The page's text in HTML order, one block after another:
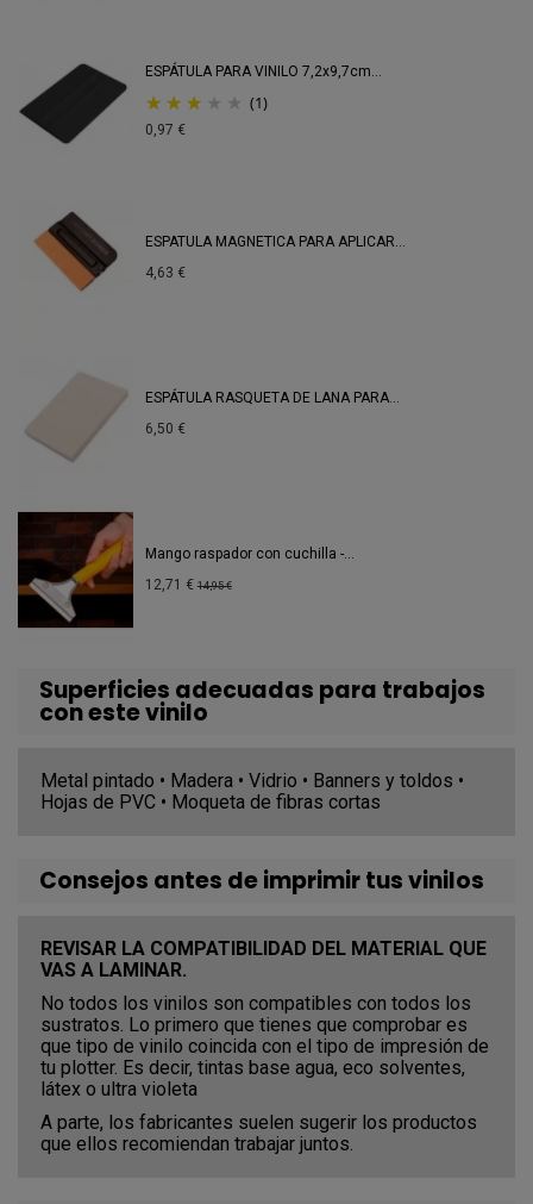
ESPÁTULA PARA VINILO 7,2x9,7cm...
(1)
0,97 €
ESPATULA MAGNETICA PARA APLICAR...
4,63 €
ESPÁTULA RASQUETA DE LANA PARA...
6,50 €
Mango raspador con cuchilla -...
12,71 € 14,95 €
Superficies adecuadas para trabajos
con este vinilo
Metal pintado • Madera • Vidrio • Banners y toldos •
Hojas de PVC • Moqueta de fibras cortas
Consejos antes de imprimir tus vinilos
REVISAR LA COMPATIBILIDAD DEL MATERIAL QUE
VAS A LAMINAR.
No todos los vinilos son compatibles con todos los
sustratos. Lo primero que tienes que comprobar es
que tipo de vinilo coincida con el tipo de impresión de
tu plotter. Es decir, tintas base agua, eco solventes,
látex o ultra violeta
A parte, los fabricantes suelen sugerir los productos
que ellos recomiendan trabajar juntos.